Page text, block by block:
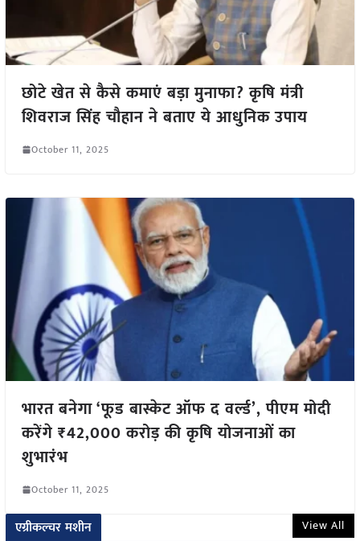
छोटे खेत से कैसे कमाएं बड़ा मुनाफा? कृषि मंत्री
शिवराज सिंह चौहान ने बताए ये आधुनिक उपाय
October 11, 2025
भारत बनेगा ‘फूड बास्केट ऑफ द वर्ल्ड’, पीएम मोदी
करेंगे ₹42,000 करोड़ की कृषि योजनाओं का
शुभारंभ
October 11, 2025
एग्रीकल्चर मशीन View All